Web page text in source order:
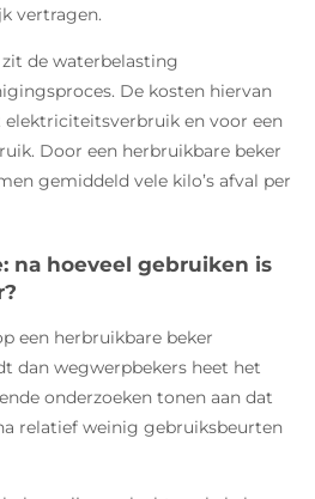
vertragen.
de waterbelasting
De kosten hiervan
en voor een
Door een herbruikbare beker
gemiddeld vele kilo’s afval per
na hoeveel gebruiken is
een herbruikbare beker
dan wegwerpbekers heet het
onderzoeken tonen aan dat
relatief weinig gebruiksbeurten